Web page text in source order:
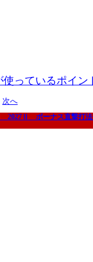
っているポイン
次へ
2027Ⅱ ボーナス直撃打